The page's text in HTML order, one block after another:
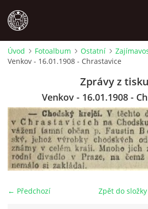
MÍSTOPIS
NÁRODOPIS
OSOBNOSTI
OSTATNÍ
ODKAZY
Úvod Fotoalbum Ostatní
Venkov - 16.01.1908 - Chrastavice
Zprávy z tisku
Venkov - 16.01.1908 -
← Předchozí Zpět do složky